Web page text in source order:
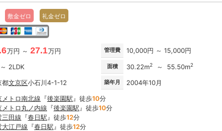
敷金ゼロ 礼金ゼロ
万円 ～ 27.1万円 管理費 10,000円 ～ 15,000円
2LDK 面積 30.22m2 ～ 55.50m2
都文京区小石川4-1-12 築年月
2004年10月
メトロ南北線 『後楽園駅 』徒歩10分
メトロ丸ノ内線 『後楽園駅 』徒歩10分
三田線 『春日駅 』徒歩12分
大江戸線 『春日駅 』徒歩12分